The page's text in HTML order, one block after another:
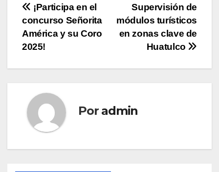
Navegación
de
entradas
Supervisión de
módulos turísticos
en zonas clave de
Huatulco
¡Participa en el
concurso Señorita
América y su Coro
2025!
Por admin